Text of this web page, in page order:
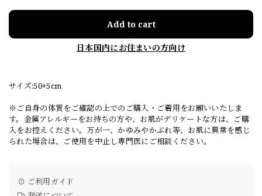
Add to cart
日本国内にお住まいの方向け
サイズ:50+5cm
※ご自身の体質をご確認の上でのご購入・ご着用をお願いいたしま
す。金属アレルギーをお持ちの方や、お肌がデリケートな方は、ご購
入をお控えください。万が一、かゆみやかぶれ等、お肌に異常を感じ
られた場合は、ご使用を中止し専門医にご相談ください。
ご利用ガイド